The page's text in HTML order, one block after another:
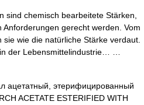
chemisch bearbeitete Stärken,
gerecht werden. Vom
wie die natürliche Stärke verdaut.
der Lebensmittelindustrie… …
ацетатный, этерифицированный
ACETATE ESTERIFIED WITH